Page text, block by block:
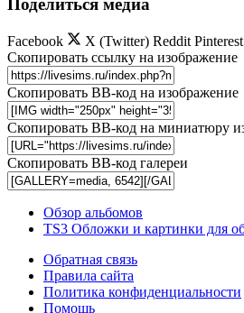
Поделиться медиа
Facebook X (Twitter) Reddit Pinterest
Скопировать ссылку на изображение
Скопировать BB-код на изображение
Скопировать BB-код на миниатюру
Скопировать BB-код галереи
Обзор альбомов
TS3 Обложки и картинки для
Обратная связь
Правила сайта
Политика конфиденциальности
Помощь